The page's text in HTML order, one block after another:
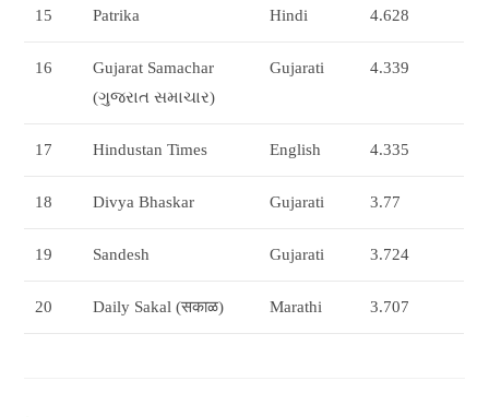
15 Patrika Hindi 4.628
16
Gujarat Samachar
(ગુજરાત સમાચાર)
Gujarati 4.339
17 Hindustan Times English 4.335
18 Divya Bhaskar Gujarati 3.77
19 Sandesh Gujarati 3.724
20 Daily Sakal (सकाळ) Marathi 3.707